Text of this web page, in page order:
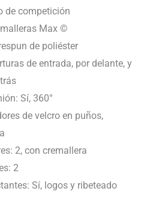
de competición
Max ©
de poliéster
de entrada, por delante, y
Sí, 360°
de velcro en puños,
2, con cremallera
2
Sí, logos y ribeteado